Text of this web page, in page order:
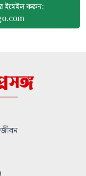
ইমেইল করুন: